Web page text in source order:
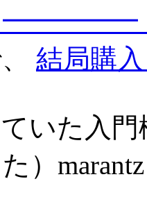
━━━━━
結局購
いた入
）